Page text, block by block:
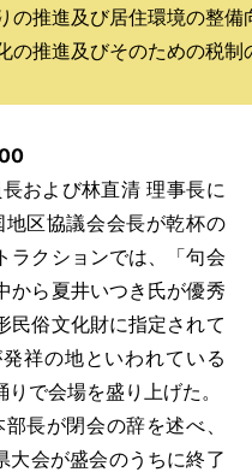
推進及び居住環境の整備
推進及びそのための税制
および林直清 理事長に
区協議会会長が乾杯の
ラクションでは、「句会
から夏井いつき氏が優秀
民俗文化財に指定されて
祥の地といわれている
で会場を盛り上げた。
長が閉会の辞を述べ、
会が盛会のうちに終了